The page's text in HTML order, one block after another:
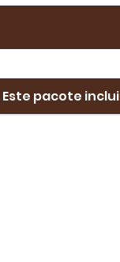
Este pacote inclui